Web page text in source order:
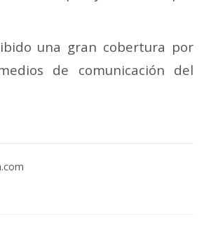
una gran cobertura por
de comunicación del